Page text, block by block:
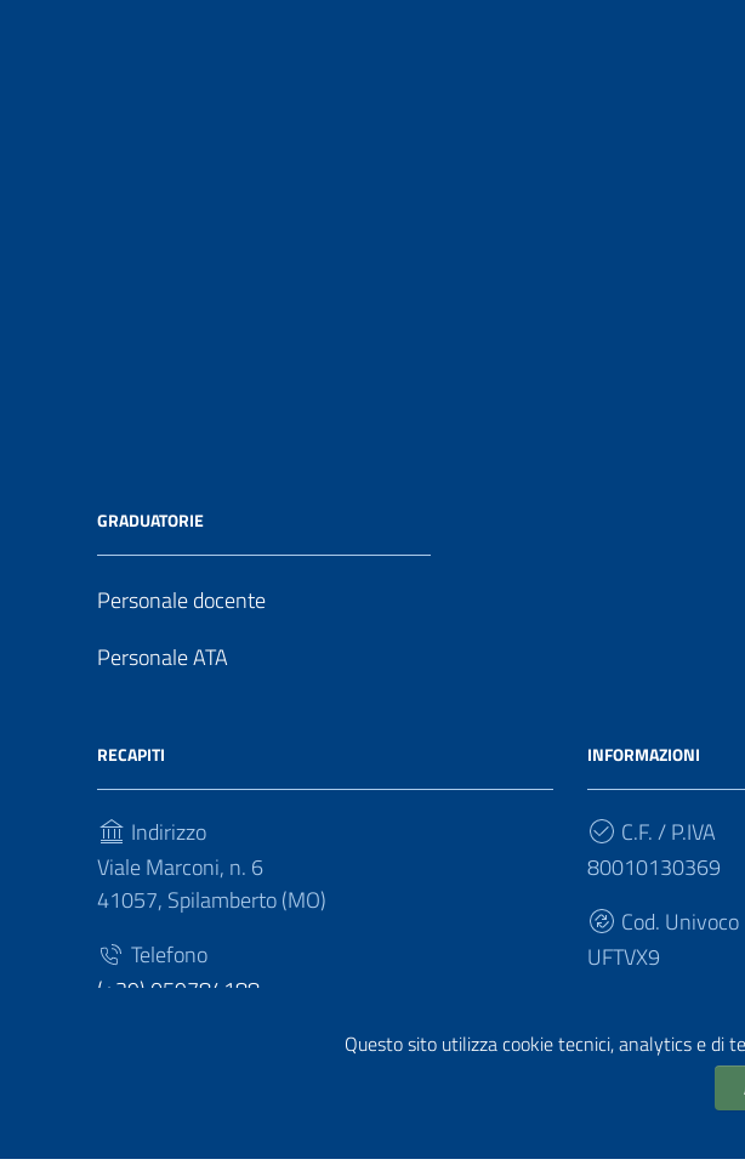
Questo sito utilizza cookie tecnici, analytics e di
GRADUATORIE
Personale docente
Personale ATA
RECAPITI
Indirizzo
Viale Marconi, n. 6
41057, Spilamberto (MO)
Telefono
(+39) 059784188
INFORMAZIONI
C.F. / P.IVA
80010130369
Cod. Univoco
UFTVX9